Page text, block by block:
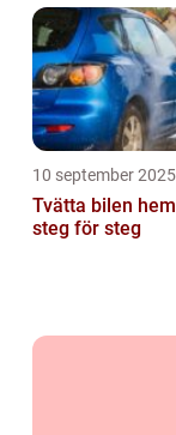
10 september 2025
Tvätta bilen
steg för steg